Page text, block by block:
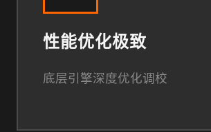
性能优化极致
底层引擎深度优化调校